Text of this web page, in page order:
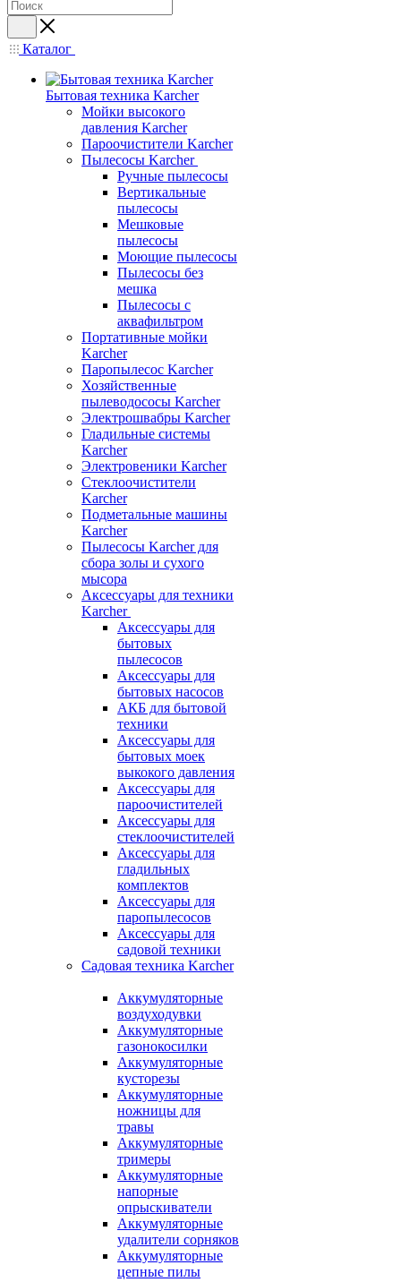
Каталог
Бытовая техника Karcher
Мойки высокого
давления Karcher
Пароочистители Karcher
Пылесосы Karcher
Ручные пылесосы
Вертикальные
пылесосы
Мешковые
пылесосы
Моющие пылесосы
Пылесосы без
мешка
Пылесосы с
аквафильтром
Портативные мойки
Karcher
Паропылесос Karcher
Хозяйственные
пылеводососы Karcher
Электрошвабры Karcher
Гладильные системы
Karcher
Электровеники Karcher
Стеклоочистители
Karcher
Подметальные машины
Karcher
Пылесосы Karcher для
сбора золы и сухого
мысора
Аксессуары для техники
Karcher
Аксессуары для
бытовых
пылесосов
Аксессуары для
бытовых насосов
АКБ для бытовой
техники
Аксессуары для
бытовых моек
выкокого давления
Аксессуары для
пароочистителей
Аксессуары для
стеклоочистителей
Аксессуары для
гладильных
комплектов
Аксессуары для
паропылесосов
Аксессуары для
садовой техники
Садовая техника Karcher
Аккумуляторные
воздуходувки
Аккумуляторные
газонокосилки
Аккумуляторные
кусторезы
Аккумуляторные
ножницы для
травы
Аккумуляторные
тримеры
Аккумуляторные
напорные
опрыскиватели
Аккумуляторные
удалители сорняков
Аккумуляторные
цепные пилы